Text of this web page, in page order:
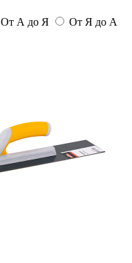
От А до Я От Я до А